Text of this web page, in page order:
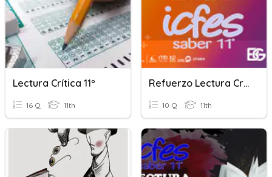
Lectura Crítica 11º
16 Q 11th
Refuerzo Lectura Crítica
10 Q 11th